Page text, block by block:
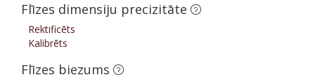
Flīzes dimensiju precizitāte
Rektificēts
Kalibrēts
Flīzes biezums